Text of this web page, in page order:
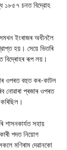
১৮৫৭ চনত বিদ্রোহ
ইংৰাজৰ অধীনলৈ
হয়। সেয়ে ভিতৰি
বিদ্ৰোহৰ ৰূপ লয়।
ওপৰত বহুত কৰ-কাটল
নোৱাৰা প্ৰজাৰ ওপৰত
শাসনকার্যত সহায়
পদত নিয়োগ
মণিৰাম দেৱানকো